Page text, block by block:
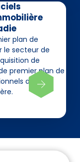
plan de
le secteur de
de
premier plan de
de